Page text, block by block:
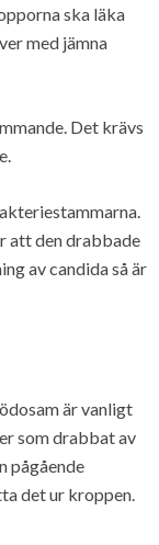
ska läka
med jämna
Det krävs
att den drabbade
av candida så är
är vanligt
som drabbat av
pågående
det ur kroppen.